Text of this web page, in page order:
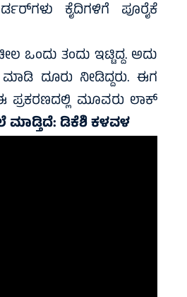
ಕೈದಿಗಳಿಗೆ ಪೂರೈಕೆ
ತಂದು ಇಟ್ಟಿದ್ದ. ಅದು
ದೂರು ನೀಡಿದ್ದರು. ಈಗ
ಪ್ರಕರಣದಲ್ಲಿ ಮೂವರು ಲಾಕ್
ಮಾಡ್ತಿದೆ: ಡಿಕೆಶಿ ಕಳವಳ